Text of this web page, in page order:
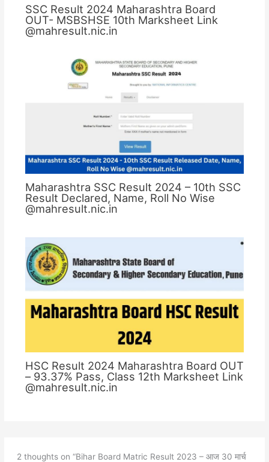
SSC Result 2024 Maharashtra Board
OUT- MSBSHSE 10th Marksheet Link
@mahresult.nic.in
Maharashtra SSC Result 2024 – 10th SSC
Result Declared, Name, Roll No Wise
@mahresult.nic.in
HSC Result 2024 Maharashtra Board OUT
– 93.37% Pass, Class 12th Marksheet Link
@mahresult.nic.in
2 thoughts on “Bihar Board Matric Result 2023 – आज 30 मार्च